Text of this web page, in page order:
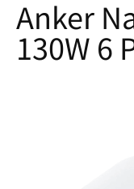
Anker
130W 6